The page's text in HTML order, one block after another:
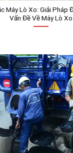
Máy Lò Xo: Giải Pháp
Vấn Đề Về Máy Lò Xo